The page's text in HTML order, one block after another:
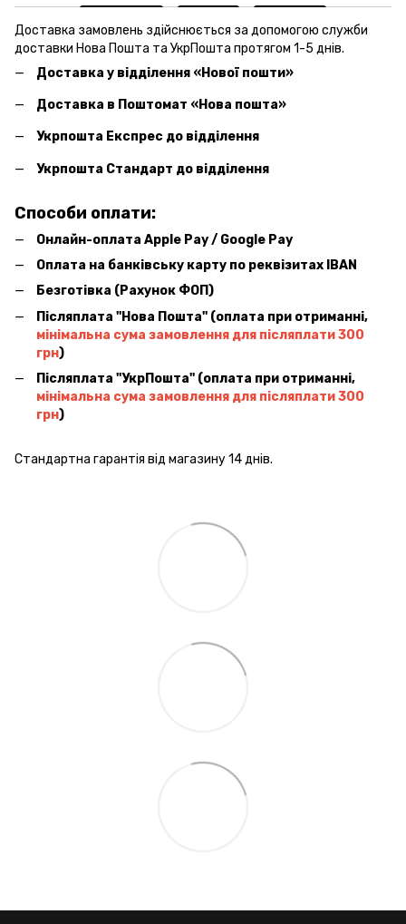
Доставка замовлень здійснюється за допомогою служби
доставки Нова Пошта та УкрПошта протягом 1-5 днів.
Доставка у відділення «Нової пошти»
Доставка в Поштомат «Нова пошта»
Укрпошта Експрес до відділення
Укрпошта Стандарт до відділення
Способи оплати:
Онлайн-оплата Apple Pay / Google Pay
Оплата на банківську карту по реквізитах IBAN
Безготівка (Рахунок ФОП)
Післяплата ''Нова Пошта'' (оплата при отриманні,
мінімальна сума замовлення для післяплати 300
грн)
Післяплата ''УкрПошта'' (оплата при отриманні,
мінімальна сума замовлення для післяплати 300
грн)
Стандартна гарантія від магазину 14 днів.